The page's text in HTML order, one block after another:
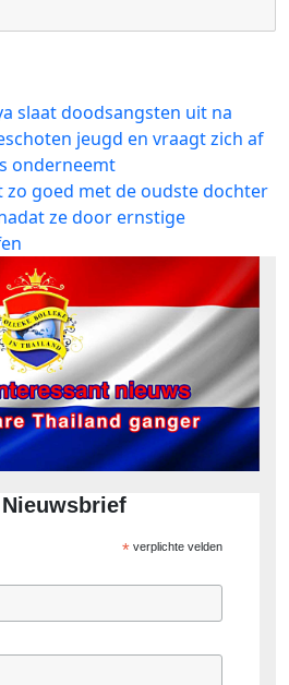
slaat doodsangsten uit na
jeugd en vraagt zich af
onderneemt
zo goed met de oudste dochter
ze door ernstige
*verplichte velden